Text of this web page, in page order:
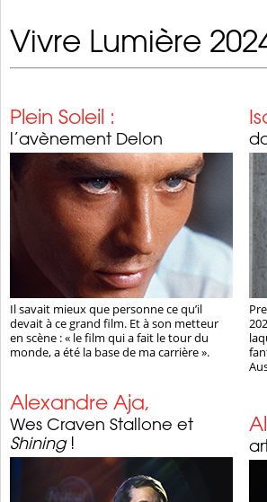
Vivre Lumière
Plein Soleil :
l’avènement Delon
Il savait mieux que personne ce qu’il
devait à ce grand film. Et à son metteur
en scène : « le film qui a fait le tour du
monde, a été la base de ma carrière ».
Alexandre Aja,
Wes Craven Stallone et
Shining!